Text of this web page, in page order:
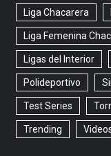
Liga Chacarera
Liga Femenina
Ligas del Interior
Polideportivo
Test Series
Trending